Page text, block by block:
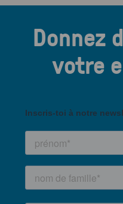
Donnez
votre